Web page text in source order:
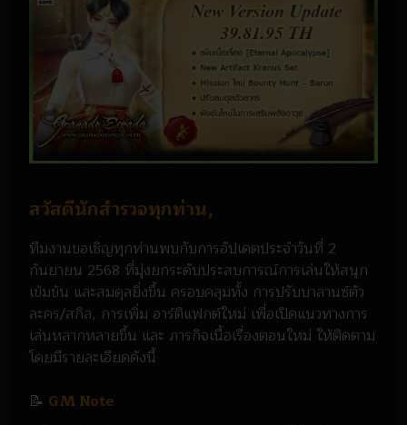
สวัสดีนักสำรวจทุกท่าน,
ทีมงานขอเชิญทุกท่านพบกับการอัปเดตประจำวันที่ 2
กันยายน 2568 ที่มุ่งยกระดับประสบการณ์การเล่นให้สนุก
เข้มข้น และสมดุลยิ่งขึ้น ครอบคลุมทั้ง การปรับบาลานซ์ตัว
ละคร/สกิล, การเพิ่ม อาร์ติแฟกต์ใหม่ เพื่อเปิดแนวทางการ
เล่นหลากหลายขึ้น และ ภารกิจเนื้อเรื่องตอนใหม่ ให้ติดตาม
โดยมีรายละเอียดดังนี้
📝 GM Note